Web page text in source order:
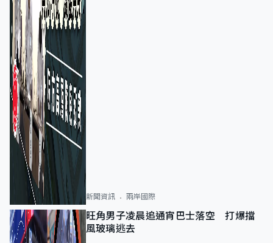
新聞資訊 兩岸國際
旺角男子凌晨追通宵巴士落空 打爆擋
風玻璃逃去